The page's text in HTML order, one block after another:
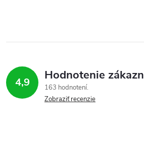
4,9 Hodnotenie
163 hodnotení
Zobraziť recenzie